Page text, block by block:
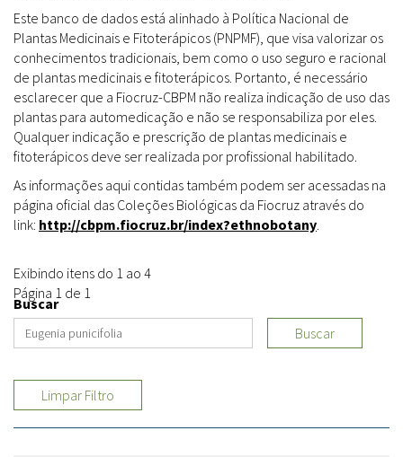
Este banco de dados está alinhado à Política Nacional de
Plantas Medicinais e Fitoterápicos (PNPMF), que visa valorizar os
conhecimentos tradicionais, bem como o uso seguro e racional
de plantas medicinais e fitoterápicos. Portanto, é necessário
esclarecer que a Fiocruz-CBPM não realiza indicação de uso das
plantas para automedicação e não se responsabiliza por eles.
Qualquer indicação e prescrição de plantas medicinais e
fitoterápicos deve ser realizada por profissional habilitado.
As informações aqui contidas também podem ser acessadas na
página oficial das Coleções Biológicas da Fiocruz através do
link: http://cbpm.fiocruz.br/index?ethnobotany.
Exibindo itens do 1 ao 4
Página 1 de 1
Buscar
Buscar
Limpar Filtro